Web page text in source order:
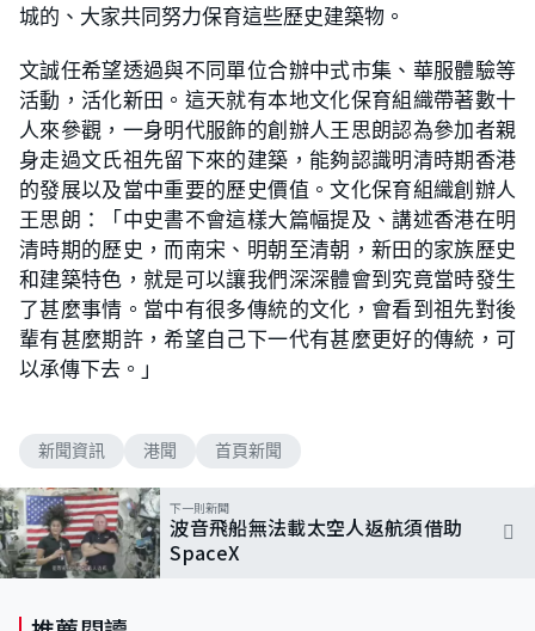
城的、大家共同努力保育這些歷史建築物。
文誠任希望透過與不同單位合辦中式市集、華服體驗等
活動，活化新田。這天就有本地文化保育組織帶著數十
人來參觀，一身明代服飾的創辦人王思朗認為參加者親
身走過文氏祖先留下來的建築，能夠認識明清時期香港
的發展以及當中重要的歷史價值。文化保育組織創辦人
王思朗：「中史書不會這樣大篇幅提及、講述香港在明
清時期的歷史，而南宋、明朝至清朝，新田的家族歷史
和建築特色，就是可以讓我們深深體會到究竟當時發生
了甚麼事情。當中有很多傳統的文化，會看到祖先對後
輩有甚麼期許，希望自己下一代有甚麼更好的傳統，可
以承傳下去。」
新聞資訊 港聞 首頁新聞
下一則新聞
波音飛船無法載太空人返航須借助
SpaceX